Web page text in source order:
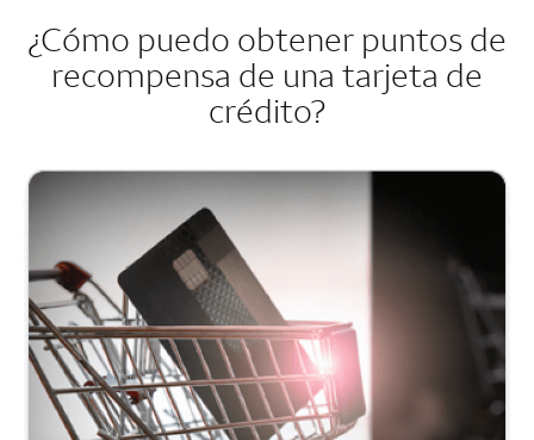
¿Cómo puedo obtener puntos de
recompensa de una tarjeta de
crédito?